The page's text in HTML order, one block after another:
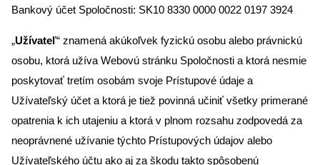
Bankový účet Spoločnosti: SK10 8330 0000 0022 0197 3924
„Užívateľ“ znamená akúkoľvek fyzickú osobu alebo právnickú
osobu, ktorá užíva Webovú stránku Spoločnosti a ktorá nesmie
poskytovať tretím osobám svoje Prístupové údaje a
Užívateľský účet a ktorá je tiež povinná učiniť všetky primerané
opatrenia k ich utajeniu a ktorá v plnom rozsahu zodpovedá za
neoprávnené užívanie týchto Prístupových údajov alebo
Užívateľského účtu ako aj za škodu takto spôsobenú